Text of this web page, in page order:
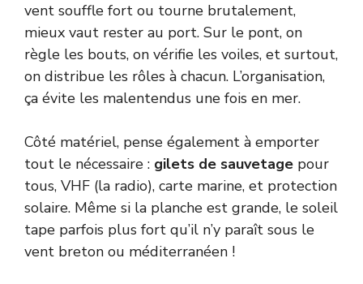
vent souffle fort ou tourne brutalement,
mieux vaut rester au port. Sur le pont, on
règle les bouts, on vérifie les voiles, et surtout,
on distribue les rôles à chacun. L’organisation,
ça évite les malentendus une fois en mer.
Côté matériel, pense également à emporter
tout le nécessaire : gilets de sauvetage pour
tous, VHF (la radio), carte marine, et protection
solaire. Même si la planche est grande, le soleil
tape parfois plus fort qu’il n’y paraît sous le
vent breton ou méditerranéen !